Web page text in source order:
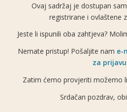
Ovaj sadržaj je dostupan
registrirane i ovlaštene
Jeste li ispunili oba zahtjeva?
Nemate pristup! Pošaljite nam e-
za prijavu
Zatim ćemo provjeriti možemo
Srdačan pozdrav,